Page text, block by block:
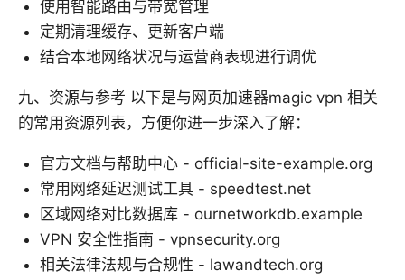
使用智能路由与带宽管理
定期清理缓存、更新客户端
结合本地网络状况与运营商表现进行调优
九、资源与参考 以下是与网页加速器magic vpn 相关
的常用资源列表，方便你进一步深入了解：
官方文档与帮助中心 - official-site-example.org
常用网络延迟测试工具 - speedtest.net
区域网络对比数据库 - ournetworkdb.example
VPN 安全性指南 - vpnsecurity.org
相关法律法规与合规性 - lawandtech.org